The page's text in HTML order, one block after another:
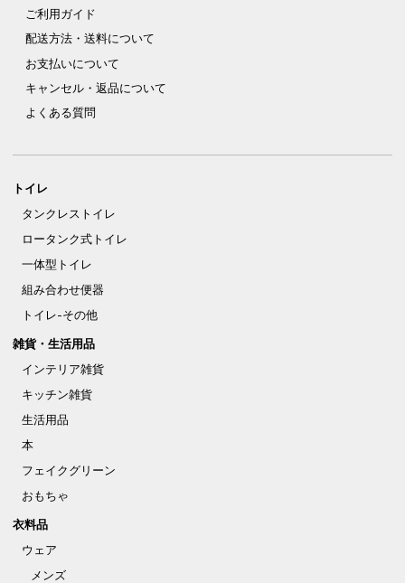
ご利用ガイド
配送方法・送料について
お支払いについて
キャンセル・返品について
よくある質問
トイレ
タンクレストイレ
ロータンク式トイレ
一体型トイレ
組み合わせ便器
トイレ-その他
雑貨・生活用品
インテリア雑貨
キッチン雑貨
生活用品
本
フェイクグリーン
おもちゃ
衣料品
ウェア
メンズ